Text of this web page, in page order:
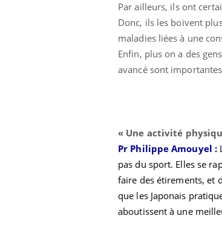
Par ailleurs, ils ont
Donc, ils les boivent
maladies liées à une
Enfin, plus on a des
avancé sont
« Une activité
Pr Philippe Amouyel :
pas du sport. Elles se
faire des étirements, et
que les Japonais
aboutissent à une